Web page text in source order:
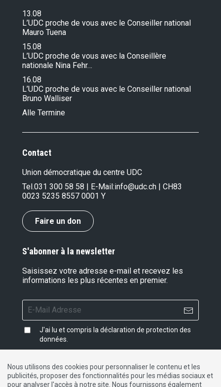
13.08
L’UDC proche de vous avec le Conseiller national
Mauro Tuena
15.08
L’UDC proche de vous avec la Conseillère
nationale Nina Fehr…
16.08
L’UDC proche de vous avec le Conseiller national
Bruno Walliser
Alle Termine
Contact
Union démocratique du centre UDC
Tel.031 300 58 58 | E-Mail:info@udc.ch | CH83
0023 5235 8557 0001 Y
Faire un don
S'abonner à la newsletter
Saisissez votre adresse e-mail et recevez les
informations les plus récentes en premier.
J'ai lu et compris la déclaration de protection des
données
Impressum| Protection des données|Contact
Nous utilisons des cookies pour personnaliser le contenu et les
publicités, proposer des fonctionnalités pour les médias sociaux et
pour analyser l'accès à notre site. Nous fournissons également